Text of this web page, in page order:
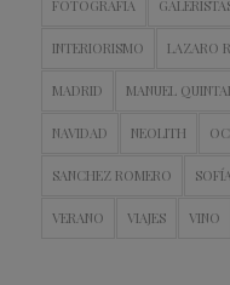
FOTOGRAFIA
INTERIORISMO LAZARO
MADRID MANUEL
NAVIDAD NEOLITH
SANCHEZ ROMERO
VERANO VIAJES VINO